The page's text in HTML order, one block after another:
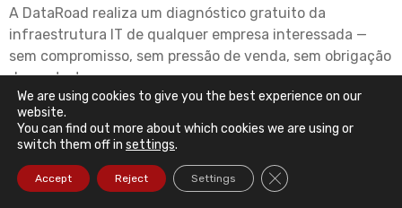
A DataRoad realiza um diagnóstico gratuito da
infraestrutura IT de qualquer empresa interessada —
sem compromisso, sem pressão de venda, sem obrigação
de contratar.
O resultado é um relatório que diz a verdade sobre o
estado atual da tecnologia da sua empresa — o que está
bem, o que está em risco e o que deve ser corrigido
imediatamente.
We are using cookies to give you the best experience on our
website.
You can find out more about which cookies we are using or
switch them off in settings.
Accept Reject Settings Close GDPR Cookie